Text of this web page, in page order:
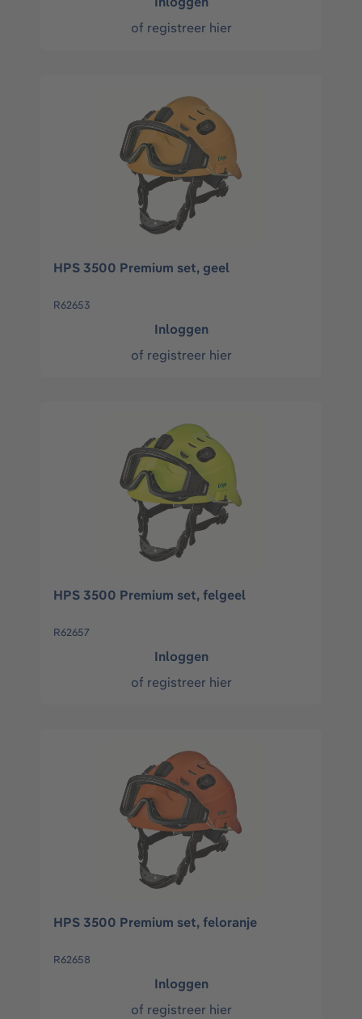
of registreer hier
HPS 3500 Premium set, geel
R62653
Inloggen
of registreer hier
HPS 3500 Premium set, felgeel
R62657
Inloggen
of registreer hier
HPS 3500 Premium set, feloranje
R62658
Inloggen
of registreer hier